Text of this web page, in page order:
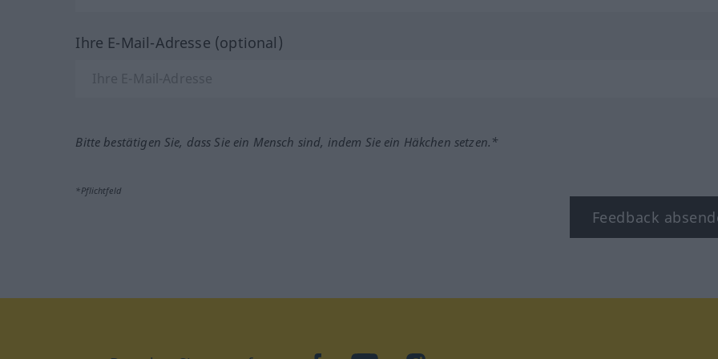
Ihre E-Mail-Adresse (optional)
Bitte bestätigen Sie, dass Sie ein Mensch sind, indem Sie ein Häkchen setzen.*
*Pflichtfeld
Feedback